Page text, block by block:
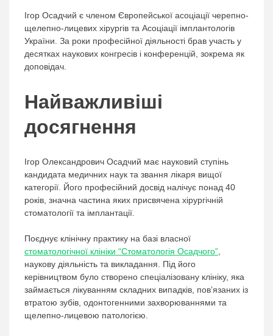
Ігор Осадчий є членом Європейської асоціації черепно-
щелепно-лицевих хірургів та Асоціації імплантологів
України. За роки професійної діяльності брав участь у
десятках наукових конгресів і конференцій, зокрема як
доповідач.
Найважливіші
досягнення
Ігор Олександрович Осадчий має науковий ступінь
кандидата медичних наук та звання лікаря вищої
категорії. Його професійний досвід налічує понад 40
років, значна частина яких присвячена хірургічній
стоматології та імплантації.
Поєднує клінічну практику на базі власної
стоматологічної клініки “Стоматологія Осадчого”
наукову діяльність та викладання. Під його
керівництвом було створено спеціалізовану клініку, яка
займається лікуванням складних випадків, пов’язаних із
втратою зубів, одонтогенними захворюваннями та
щелепно-лицевою патологією.